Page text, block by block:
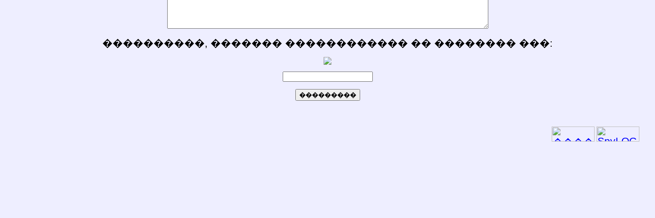
����������, ������� ������������ �� �������� ���: